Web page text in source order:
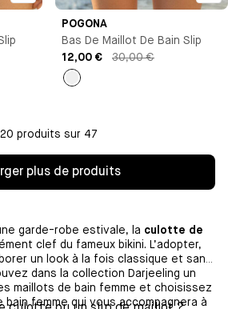
POGONA
Bas De Maillot De Bain Slip
12,00 €
30,00 €
Noir
20 produits sur 47
plus de produits
garde-robe estivale, la culotte de
clef du fameux bikini. L’adopter,
un look à la fois classique et sans
dans la collection Darjeeling un
maillots de bain femme et choisissez
femme qui vous accompagnera à